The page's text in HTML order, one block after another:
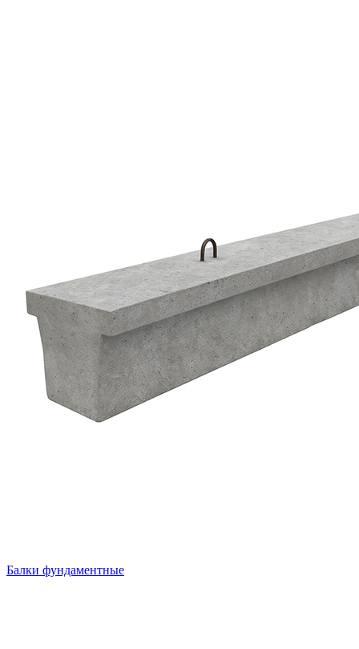
Балки фундаментные